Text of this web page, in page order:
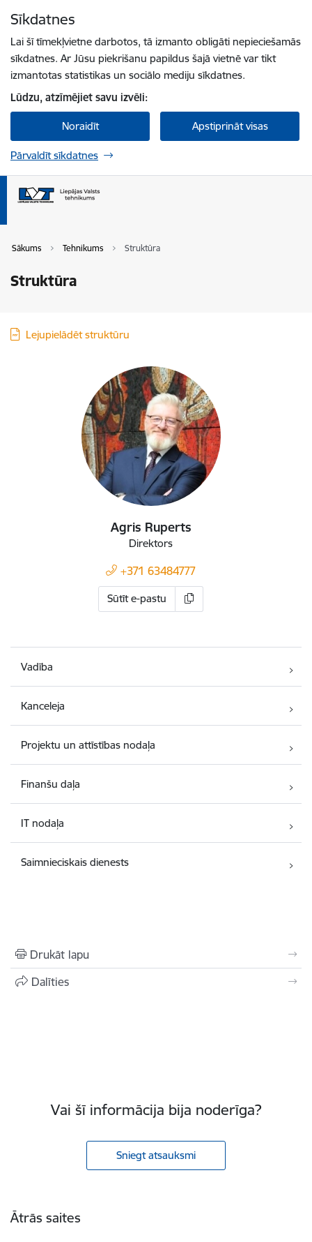
Sīkdatnes
Lai šī tīmekļvietne darbotos, tā izmanto obligāti nepieciešamās
sīkdatnes. Ar Jūsu piekrišanu papildus šajā vietnē var tikt
izmantotas statistikas un sociālo mediju sīkdatnes.
Lūdzu, atzīmējiet savu izvēli:
Noraidīt Apstiprināt visas
Pārvaldīt sīkdatnes
Sākums Tehnikums Struktūra
Struktūra
Lejupielādēt struktūru
Agris Ruperts
Direktors
+371 63484777
Sūtīt e-pastu
Vadība
Kanceleja
Projektu un attīstības nodaļa
Finanšu daļa
IT nodaļa
Saimnieciskais dienests
Drukāt lapu
Dalīties
Vai šī informācija bija noderīga?
Sniegt atsauksmi
Ātrās saites